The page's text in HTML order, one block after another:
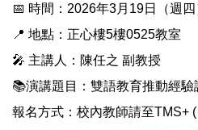
📅 時間：2026年3月19日（週
📍 地點：正心樓5樓0525教室
🎤 主講人：陳任之 副教授
📚演講題目：雙語教育推動經
報名方式：校內教師請至TMS+ (